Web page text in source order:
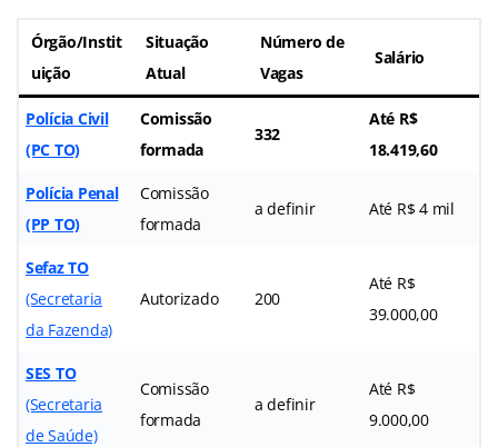
Órgão/Instit
uição
Situação
Atual
Número de
Vagas
Salário
Polícia Civil
(PC TO)
Comissão
formada
332
Até R$
18.419,60
Polícia Penal
(PP TO)
Comissão
formada
a definir Até R$ 4 mil
Sefaz TO
(Secretaria
da Fazenda)
Autorizado 200
Até R$
39.000,00
SES TO
(Secretaria
de Saúde)
Comissão
formada
a definir
Até R$
9.000,00